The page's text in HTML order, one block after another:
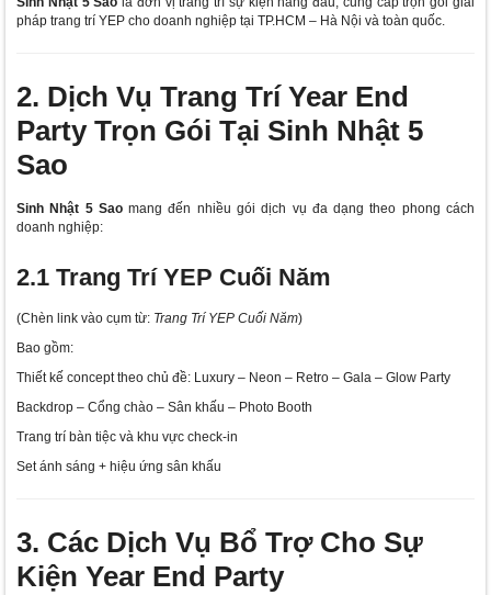
pháp trang trí YEP cho doanh nghiệp tại TP.HCM – Hà Nội và toàn quốc.
2. Dịch Vụ Trang Trí Year End
Party Trọn Gói Tại Sinh Nhật 5
Sao
Sinh Nhật 5 Saomang đến nhiều gói dịch vụ đa dạng theo phong cách
doanh nghiệp:
2.1 Trang Trí YEP Cuối Năm
(Chèn link vào cụm từ: Trang Trí YEP Cuối Năm)
Bao gồm:
Thiết kế concept theo chủ đề: Luxury – Neon – Retro – Gala – Glow Party
Backdrop – Cổng chào – Sân khấu – Photo Booth
Trang trí bàn tiệc và khu vực check-in
Set ánh sáng + hiệu ứng sân khấu
3. Các Dịch Vụ Bổ Trợ Cho Sự
Kiện Year End Party